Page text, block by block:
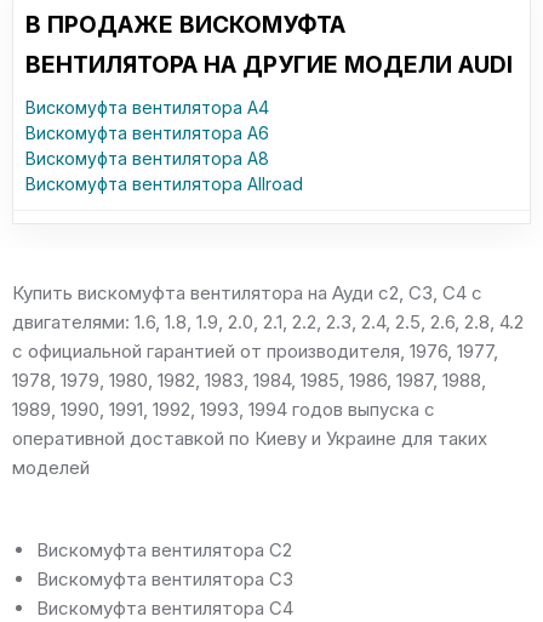
В ПРОДАЖЕ ВИСКОМУФТА
ВЕНТИЛЯТОРА НА ДРУГИЕ МОДЕЛИ AUDI
Вискомуфта вентилятора A4
Вискомуфта вентилятора A6
Вискомуфта вентилятора A8
Вискомуфта вентилятора Allroad
Купить вискомуфта вентилятора на Ауди c2, C3, C4 с
двигателями: 1.6, 1.8, 1.9, 2.0, 2.1, 2.2, 2.3, 2.4, 2.5, 2.6, 2.8, 4.2
с официальной гарантией от производителя, 1976, 1977,
1978, 1979, 1980, 1982, 1983, 1984, 1985, 1986, 1987, 1988,
1989, 1990, 1991, 1992, 1993, 1994 годов выпуска с
оперативной доставкой по Киеву и Украине для таких
моделей
Вискомуфта вентилятора C2
Вискомуфта вентилятора C3
Вискомуфта вентилятора C4